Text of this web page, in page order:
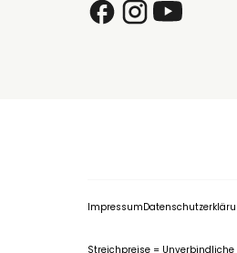
Impressum
Streichpreise =